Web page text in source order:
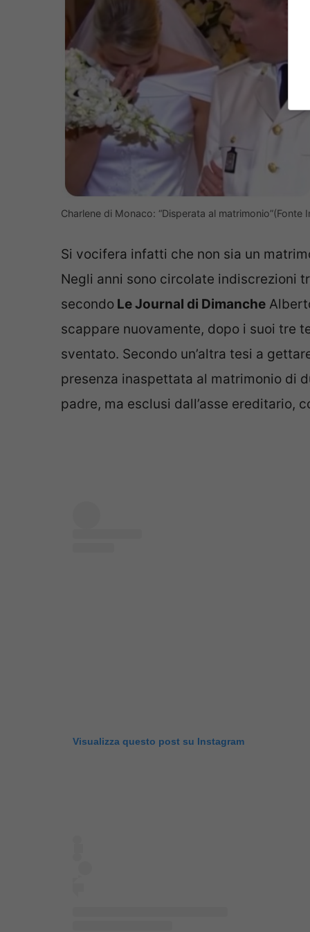
Charlene di Monaco: “Disperata al
Si vocifera infatti che non sia un
Negli anni sono circolate indiscrezioni
secondo Le Journal di Dimanche
scappare nuovamente, dopo i suoi tre
sventato. Secondo un’altra tesi a
presenza inaspettata al matrimonio di
padre, ma esclusi dall’asse ereditario,
Visualizza questo post su Instagram